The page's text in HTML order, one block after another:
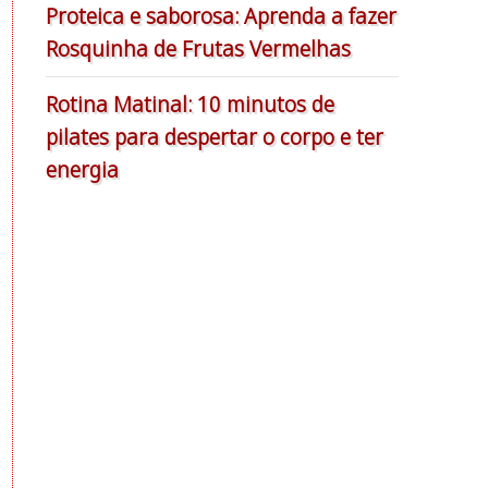
Proteica e saborosa: Aprenda a fazer
Rosquinha de Frutas Vermelhas
Rotina Matinal: 10 minutos de
pilates para despertar o corpo e ter
energia